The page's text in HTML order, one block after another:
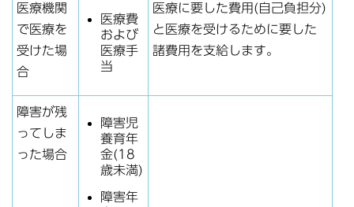
医療機関
で医療を
受けた場
合
医療費
および
医療手
当
医療に要した費用(自己負担分)
と医療を受けるために要した
諸費用を支給します。
障害が残
ってしま
った場合
障害児
養育年
金(18
歳未満)
障害年